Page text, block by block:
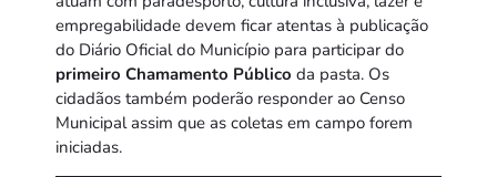
empregabilidade devem ficar atentas à publicação
do Diário Oficial do Município para participar do
primeiro Chamamento Público da pasta. Os
cidadãos também poderão responder ao Censo
Municipal assim que as coletas em campo forem
iniciadas.